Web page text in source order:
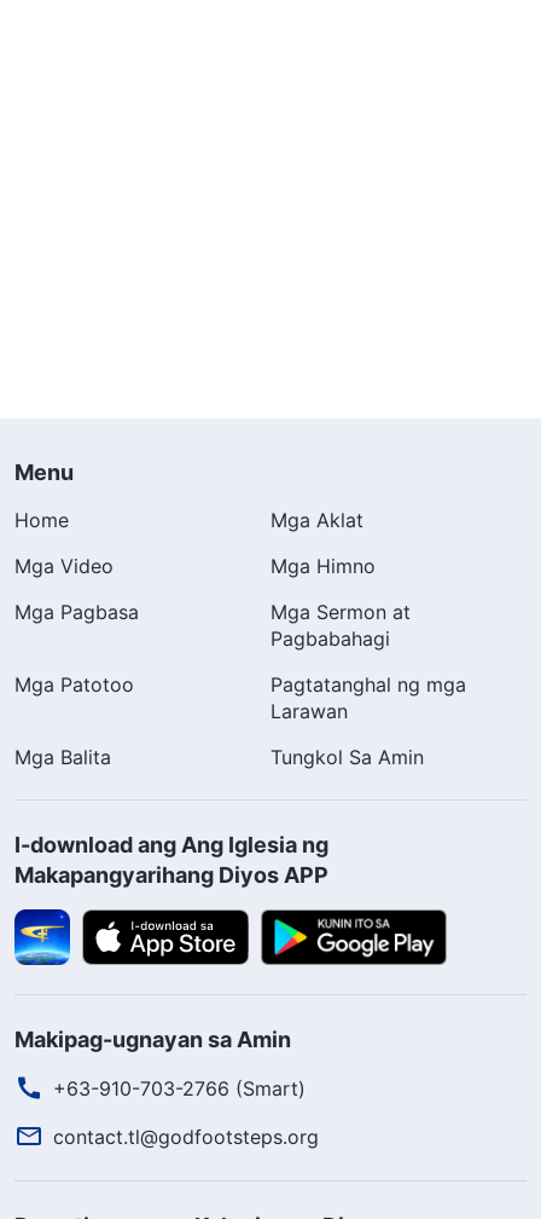
Menu
Home
Mga Aklat
Mga Video
Mga Himno
Mga Pagbasa
Mga Sermon at
Pagbabahagi
Mga Patotoo
Pagtatanghal ng mga
Larawan
Mga Balita
Tungkol Sa Amin
I-download ang Ang Iglesia ng
Makapangyarihang Diyos APP
Makipag-ugnayan sa Amin
+63-910-703-2766 (Smart)
contact.tl@godfootsteps.org